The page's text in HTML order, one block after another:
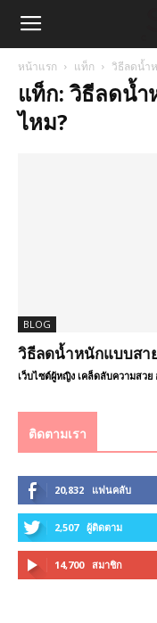
หน้าแรก แท็ก วิธีลดน้ำ
แท็ก: วิธีลดน้ำ
ไหม?
BLOG
วิธีลดน้ำหนักแบบสา
เว็บไซต์ผู้หญิง เคล็ดลับความสวย
ติดตามเรา
20,832 แฟนคลับ
2,507 ผู้ติดตาม
14,700 สมาชิก